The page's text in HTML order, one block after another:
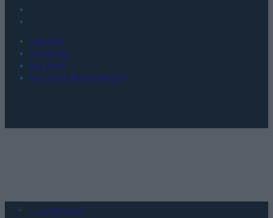
KONTAKT
REDAKCJA
REKLAMA
POLITYKA PRYWATNOŚCI
Urządzenia